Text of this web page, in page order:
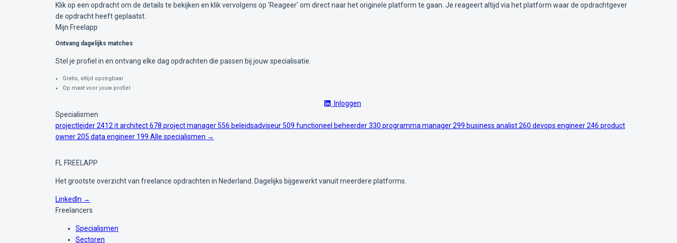
Klik op een opdracht om de details te bekijken en klik vervolgens op 'Reageer' om direct naar het originele platform te gaan. Je reageert altijd via het platform waar de opdrachtgever
de opdracht heeft geplaatst.
Mijn Freelapp
Ontvang dagelijks matches
Stel je profiel in en ontvang elke dag opdrachten die passen bij jouw specialisatie.
Gratis, altijd opzegbaar
Op maat voor jouw profiel
Inloggen
Specialismen
projectleider2412 it architect678 project manager556 beleidsadviseur509 functioneel beheerder330 programma manager299 business analist260 devops engineer246 product
owner205 data engineer 199 Alle specialismen →
FL FREELAPP
Het grootste overzicht van freelance opdrachten in Nederland. Dagelijks bijgewerkt vanuit meerdere platforms.
LinkedIn →
Freelancers
Specialismen
Sectoren